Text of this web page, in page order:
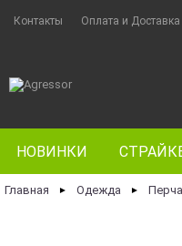
Контакты Оплата и Доставка
НОВИНКИ
Главная ► Одежда ►